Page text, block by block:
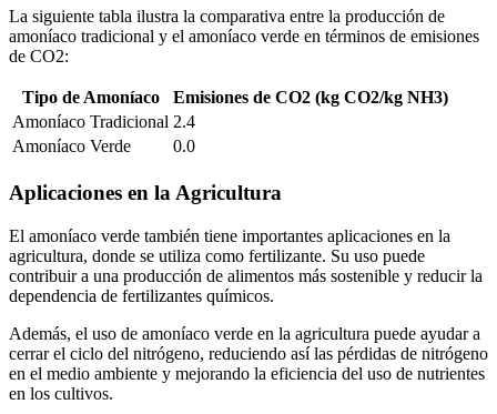
La siguiente tabla ilustra la comparativa entre la producción de
amoníaco tradicional y el amoníaco verde en términos de emisiones
de CO2:
Tipo de Amoníaco
Emisiones de CO2 (kg CO2/kg NH3)
Amoníaco Tradicional 2.4
Amoníaco Verde
0.0
Aplicaciones en la Agricultura
El amoníaco verde también tiene importantes aplicaciones en la
agricultura, donde se utiliza como fertilizante. Su uso puede
contribuir a una producción de alimentos más sostenible y reducir la
dependencia de fertilizantes químicos.
Además, el uso de amoníaco verde en la agricultura puede ayudar a
cerrar el ciclo del nitrógeno, reduciendo así las pérdidas de nitrógeno
en el medio ambiente y mejorando la eficiencia del uso de nutrientes
en los cultivos.